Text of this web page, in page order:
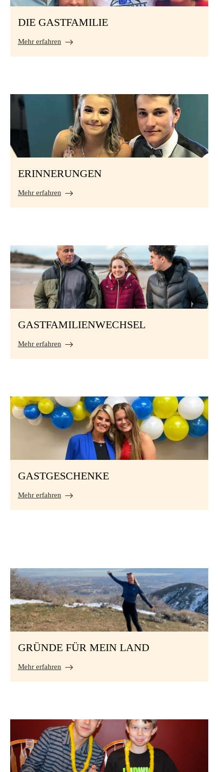
DIE GASTFAMILIE
Mehr erfahren
ERINNERUNGEN
Mehr erfahren
GASTFAMILIENWECHSEL
Mehr erfahren
GASTGESCHENKE
Mehr erfahren
GRÜNDE FÜR MEIN LAND
Mehr erfahren